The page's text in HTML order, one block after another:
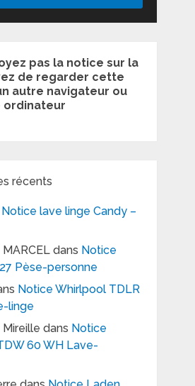
pas la notice sur la
de regarder cette
autre navigateur ou
ordinateur
récents
Notice lave linge Candy –
MARCELdans Notice
Pèse-personne
Notice Whirlpool TDLR
linge
Mireille dans Notice
60 WH Lave-